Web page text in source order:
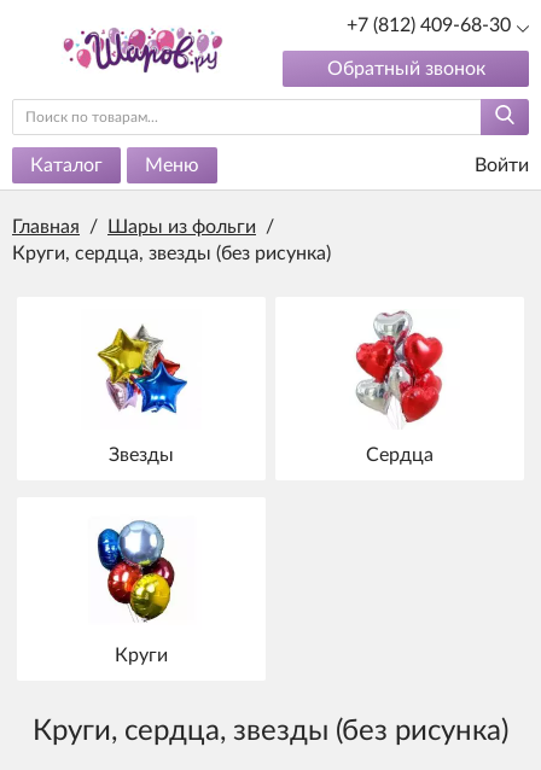
+7 (812) 409-68-30
Обратный звонок
Каталог Меню Войти
Главная / Шары из фольги
/
Круги, сердца, звезды (без рисунка)
Звезды Сердца
Круги
Круги, сердца, звезды (без рисунка)